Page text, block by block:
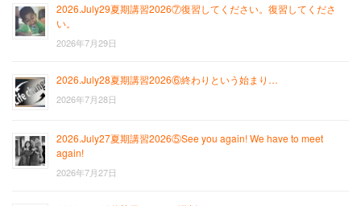
2026.July29夏期講習2026⑦復習してください。復習してくださ
い。
2026年7月29日
2026.July28夏期講習2026⑥終わりという始まり…
2026年7月28日
2026.July27夏期講習2026⑤See you again! We have to meet
again!
2026年7月27日